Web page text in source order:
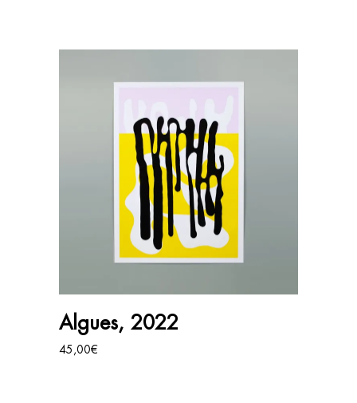
AJOUTER AU PANIER
Algues, 2022
45,00€